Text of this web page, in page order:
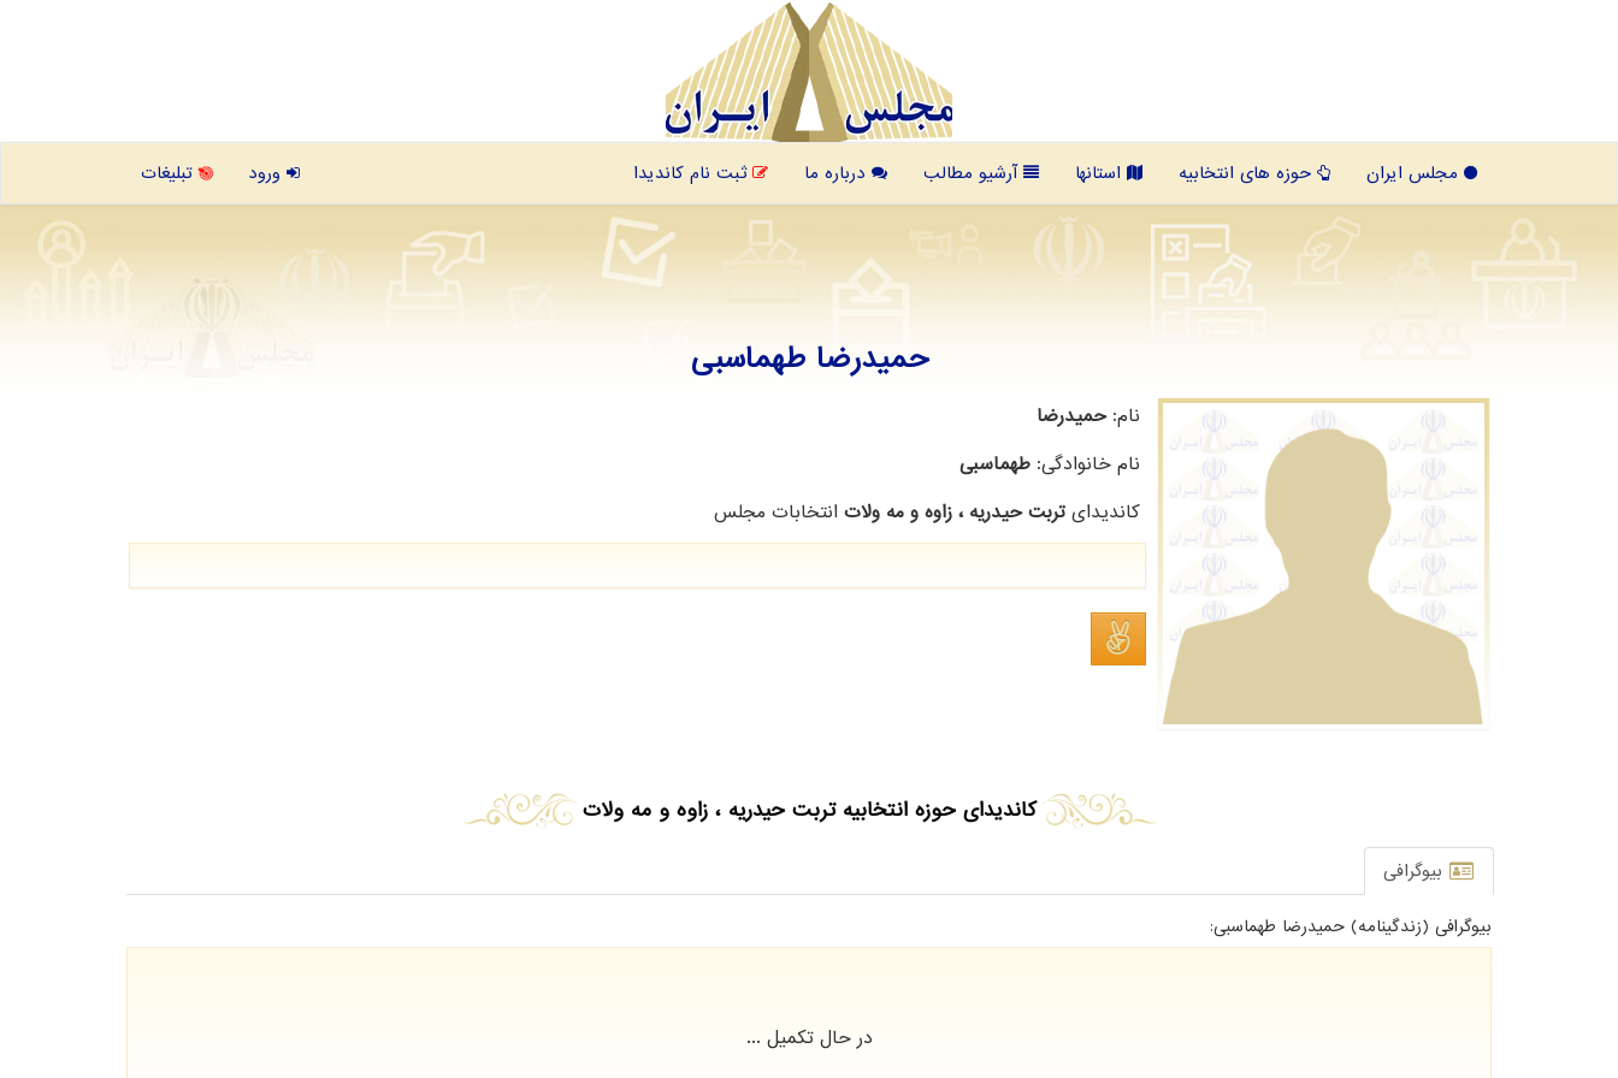
مجلس ایران حوزه های انتخابیه استانها آرشیو مطالب درباره ما ثبت نام کاندیدا ورود تبلیغات
ﺣﻤﯿﺪرﺿﺎ ﻃﻬﻤﺎﺳﺒﯽ
نام:ﺣﻤﯿﺪرﺿﺎ
نام خانوادگی: ﻃﻬﻤﺎﺳﺒﯽ
کاندیدای تربت حیدریه ، زاوه و مه ولات انتخابات مجلس
کاندیدای حوزه انتخابیه تربت حیدریه ، زاوه و مه ولات
بیوگرافی
بیوگرافی (زندگینامه) ﺣﻤﯿﺪرﺿﺎ ﻃﻬﻤﺎﺳﺒﯽ:
در حال تکمیل ...